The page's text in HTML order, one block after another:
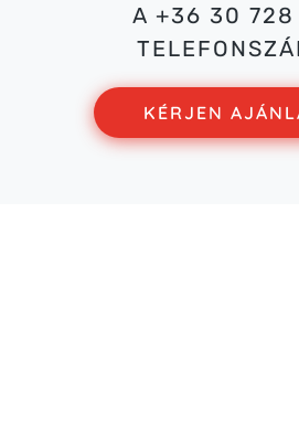
A +36 30 728
KÉRJEN